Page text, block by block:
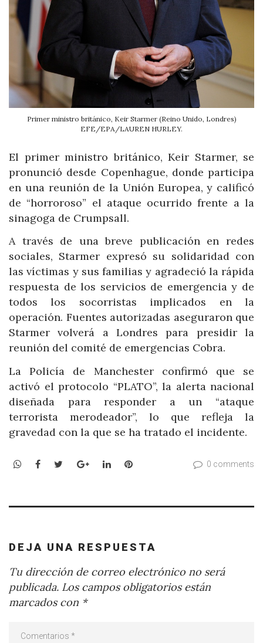
Primer ministro británico, Keir Starmer (Reino Unido, Londres)
EFE/EPA/LAUREN HURLEY.
El primer ministro británico, Keir Starmer, se
pronunció desde Copenhague, donde participa
en una reunión de la Unión Europea, y calificó
de “horroroso” el ataque ocurrido frente a la
sinagoga de Crumpsall.
A través de una breve publicación en redes
sociales, Starmer expresó su solidaridad con
las víctimas y sus familias y agradeció la rápida
respuesta de los servicios de emergencia y de
todos los socorristas implicados en la
operación. Fuentes autorizadas aseguraron que
Starmer volverá a Londres para presidir la
reunión del comité de emergencias Cobra.
La Policía de Manchester confirmó que se
activó el protocolo “PLATO”, la alerta nacional
diseñada para responder a un “ataque
terrorista merodeador”, lo que refleja la
gravedad con la que se ha tratado el incidente.
WhatsApp
Facebook
TwitterGoogle+LinkedInPinterest 0 comments
DEJA UNA RESPUESTA
Tu dirección de correo electrónico no será
publicada. Los campos obligatorios están
marcados con *